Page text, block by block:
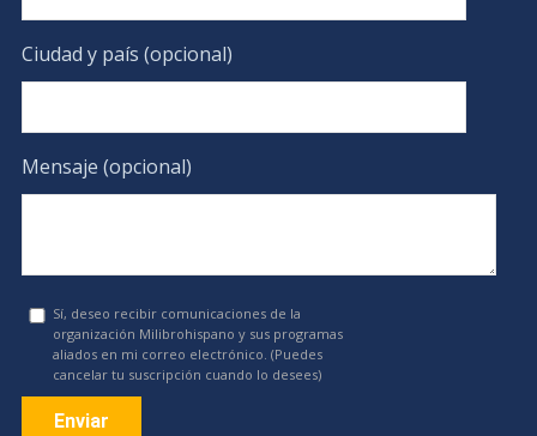
Ciudad y país (opcional)
Mensaje (opcional)
Sí, deseo recibir comunicaciones de la
organización Milibrohispano y sus programas
aliados en mi correo electrónico. (Puedes
cancelar tu suscripción cuando lo desees)